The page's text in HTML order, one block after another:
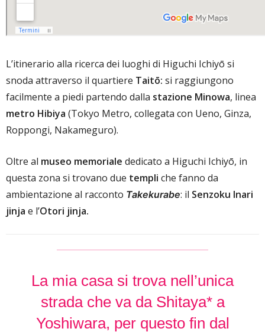
L’itinerario alla ricerca dei luoghi di Higuchi Ichiyō si
snoda attraverso il quartiere Taitō: si raggiungono
facilmente a piedi partendo dalla stazione Minowa, linea
metro Hibiya (Tokyo Metro, collegata con Ueno, Ginza,
Roppongi, Nakameguro).
Oltre al museo memoriale dedicato a Higuchi Ichiyō, in
questa zona si trovano due templi che fanno da
ambientazione al racconto Takekurabe: il Senzoku Inari
jinja e l’Otori jinja.
La mia casa si trova nell’unica
strada che va da Shitaya* a
Yoshiwara, per questo fin dal